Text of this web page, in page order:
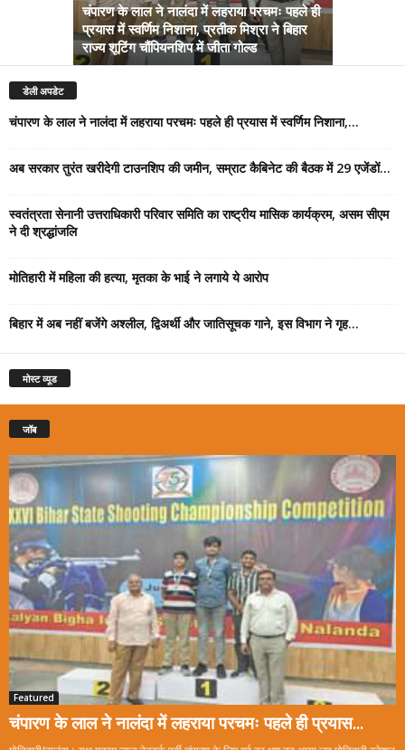
चंपारण के लाल ने नालंदा में लहराया परचमः पहले ही
प्रयास में स्वर्णिम निशाना, प्रतीक मिश्रा ने बिहार
राज्य शूटिंग चौंपियनशिप में जीता गोल्ड
डेली अपडेट
चंपारण के लाल ने नालंदा में लहराया परचमः पहले ही प्रयास में स्वर्णिम निशाना,...
अब सरकार तुरंत खरीदेगी टाउनशिप की जमीन, सम्राट कैबिनेट की बैठक में 29 एजेंडों...
स्वतंत्रता सेनानी उत्तराधिकारी परिवार समिति का राष्ट्रीय मासिक कार्यक्रम, असम सीएम
ने दी श्रद्धांजलि
मोतिहारी में महिला की हत्या, मृतका के भाई ने लगाये ये आरोप
बिहार में अब नहीं बजेंगे अश्लील, द्विअर्थी और जातिसूचक गाने, इस विभाग ने गृह...
मोस्ट व्यूड
जॉब
Featured
चंपारण के लाल ने नालंदा में लहराया परचमः पहले ही प्रयास...